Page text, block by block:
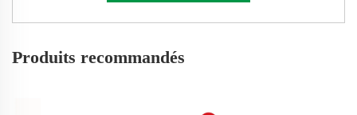
Produits recommandés